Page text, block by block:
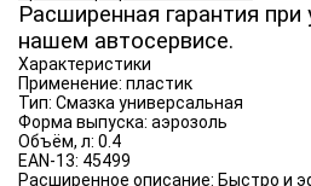
Расширенная гарантия
нашем автосервисе.
Характеристики
Применение: пластик
Тип: Смазка универсальная
Форма выпуска: аэрозоль
Объём, л: 0.4
EAN-13: 45499
Расширенное описание: Быстро и